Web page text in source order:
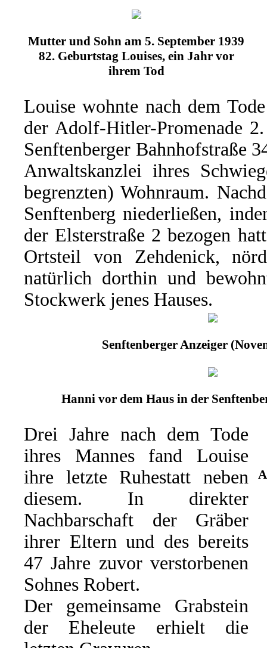
Mutter und Sohn am 5. September 1939
82. Geburtstag Louises, ein Jahr vor
ihrem Tod
Louise wohnte nach dem
der Adolf-Hitler-Promenade
Senftenberger Bahnhofstraße
Anwaltskanzlei ihres
begrenzten) Wohnraum.
Senftenberg niederließen,
der Elsterstraße 2 bezogen
Ortsteil von Zehdenick,
natürlich dorthin und
Stockwerk jenes Hauses.
Senftenberger Anzeiger
Hanni vor dem Haus in der
Drei Jahre nach dem Tode
ihres Mannes fand Louise
ihre letzte Ruhestatt neben
diesem. In direkter
Nachbarschaft der Gräber
ihrer Eltern und des bereits
47 Jahre zuvor verstorbenen
Sohnes Robert.
Der gemeinsame Grabstein
der Eheleute erhielt die